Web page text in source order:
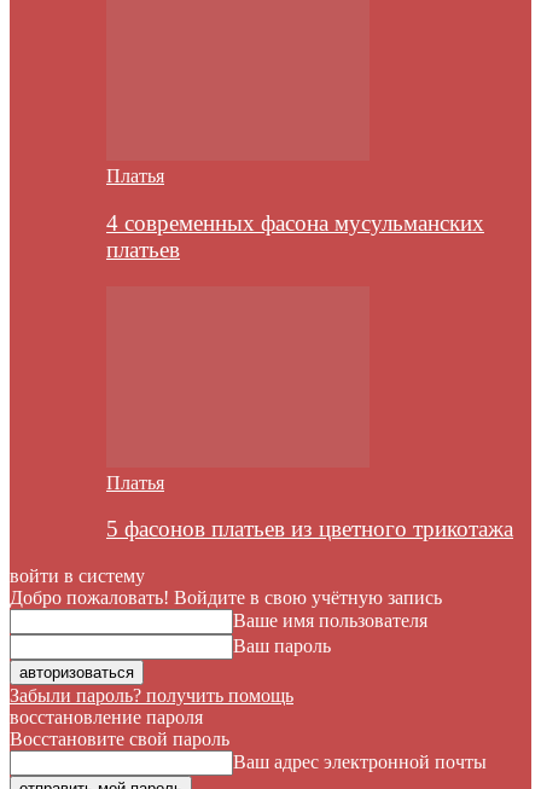
Платья
4 современных фасона мусульманских
платьев
Платья
5 фасонов платьев из цветного трикотажа
войти в систему
Добро пожаловать! Войдите в свою учётную запись
Ваше имя пользователя
Ваш пароль
Забыли пароль? получить помощь
восстановление пароля
Восстановите свой пароль
Ваш адрес электронной почты